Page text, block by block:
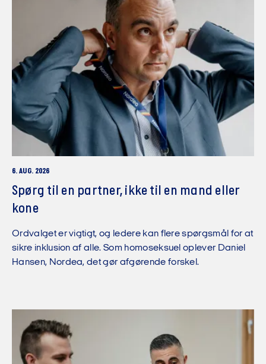
6. AUG. 2026
Spørg til en partner, ikke til en mand eller
kone
Ordvalget er vigtigt, og ledere kan flere spørgsmål for at
sikre inklusion af alle. Som homoseksuel oplever Daniel
Hansen, Nordea, det gør afgørende forskel.